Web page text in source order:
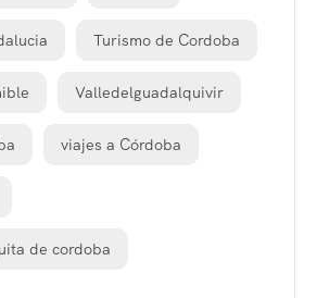
Turismo de Cordoba
Valledelguadalquivir
viajes a Córdoba
de cordoba